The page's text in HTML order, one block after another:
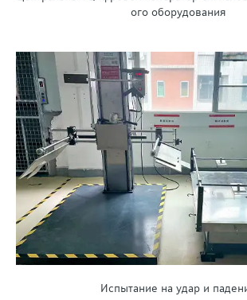
ого оборудования
Испытание на удар и